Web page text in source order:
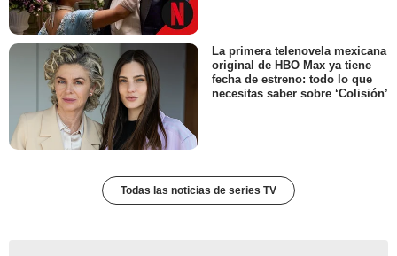
La primera telenovela mexicana
original de HBO Max ya tiene
fecha de estreno: todo lo que
necesitas saber sobre ‘Colisión’
Todas las noticias de series TV